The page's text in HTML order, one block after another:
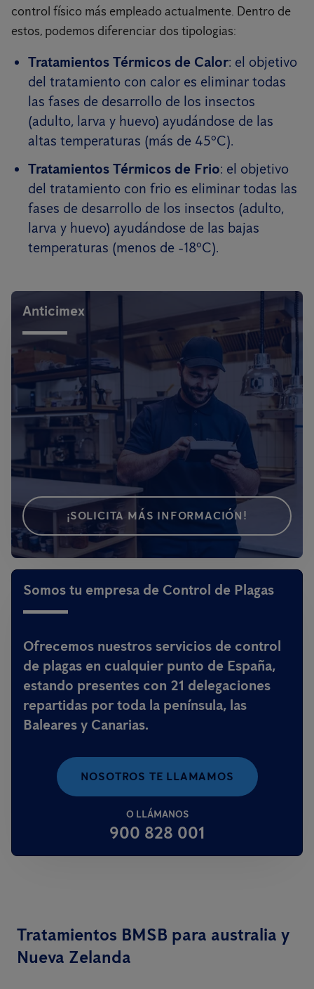
control físico más empleado actualmente. Dentro de
estos, podemos diferenciar dos tipologias:
Tratamientos Térmicos de Calor: el objetivo
del tratamiento con calor es eliminar todas
las fases de desarrollo de los insectos
(adulto, larva y huevo) ayudándose de las
altas temperaturas (más de 45ºC).
Tratamientos Térmicos de Frio: el objetivo
del tratamiento con frio es eliminar todas las
fases de desarrollo de los insectos (adulto,
larva y huevo) ayudándose de las bajas
temperaturas (menos de -18ºC).
Anticimex
¡SOLICITA MÁS INFORMACIÓN!
Somos tu empresa de Control de Plagas
Ofrecemos nuestros servicios de control
de plagas en cualquier punto de España,
estando presentes con 21 delegaciones
repartidas por toda la península, las
Baleares y Canarias.
NOSOTROS TE LLAMAMOS
O LLÁMANOS
900 828 001
Tratamientos BMSB para australia y
Nueva Zelanda